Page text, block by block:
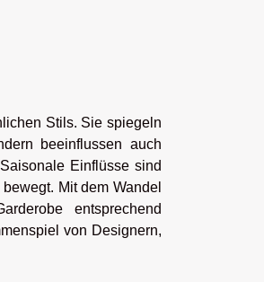
Stils. Sie spiegeln
beeinflussen auch
Einflüsse sind
Mit dem Wandel
entsprechend
von Designern,